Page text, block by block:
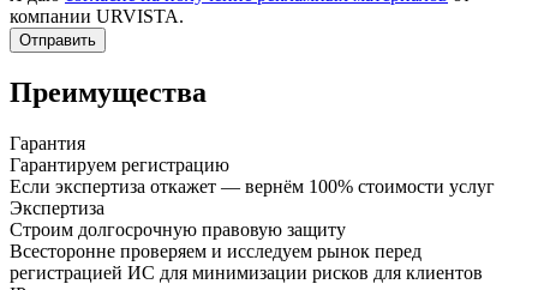
компании URVISTA.
Отправить
Преимущества
Гарантия
Гарантируем регистрацию
Если экспертиза откажет — вернём 100% стоимости услуг
Экспертиза
Строим долгосрочную правовую защиту
Всесторонне проверяем и исследуем рынок перед
регистрацией ИС для минимизации рисков для клиентов